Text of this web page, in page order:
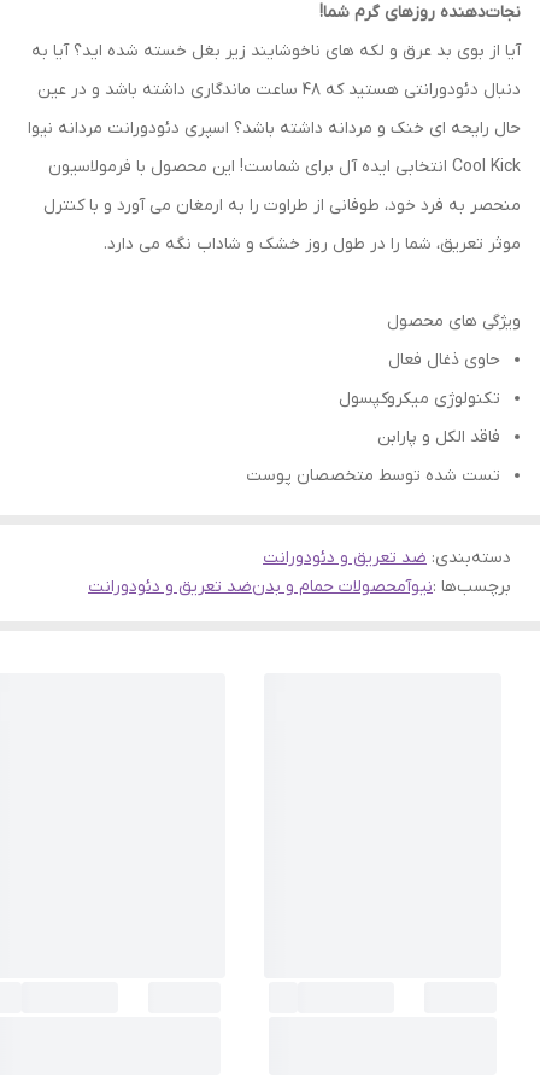
نجات‌دهنده روزهای گرم شما!
آیا از بوی بد عرق و لکه های ناخوشایند زیر بغل خسته شده اید؟ آیا به
دنبال دئودورانتی هستید که 48 ساعت ماندگاری داشته باشد و در عین
حال رایحه ای خنک و مردانه داشته باشد؟ اسپری دئودورانت مردانه نیوا
Cool Kick انتخابی ایده آل برای شماست! این محصول با فرمولاسیون
منحصر به فرد خود، طوفانی از طراوت را به ارمغان می آورد و با کنترل
موثر تعریق، شما را در طول روز خشک و شاداب نگه می دارد.
ویژگی های محصول
حاوی ذغال فعال
تکنولوژی میکروکپسول
فاقد الکل و پارابن
تست شده توسط متخصصان پوست
دسته‌بندی: ضد تعریق و دئودورانت
برچسب‌ها :نیوآمحصولات حمام و بدنضد تعریق و دئودورانت